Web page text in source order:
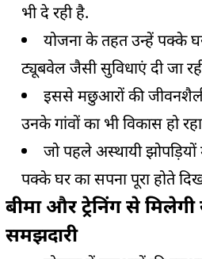
भी दे रही है.
योजना के तहत उन्हें पक्के
ट्यूबवेल जैसी सुविधाएं दी जा
इससे मछुआरों की
उनके गांवों का भी विकास हो
जो पहले अस्थायी
पक्के घर का सपना पूरा होते
बीमा और ट्रेनिंग से
समझदारी